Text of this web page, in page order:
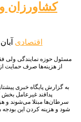
کشاورزان
اقتصادی آبان 8, 1398 - اکتبر 30, 2019
مسئول حوزه نمایندگی ولی
از هزینه‌ها صرف حمایت
به گزارش پایگاه خبری
سرطان‌ها مبتلا می‌شوند و
شود و هزینه کردن این